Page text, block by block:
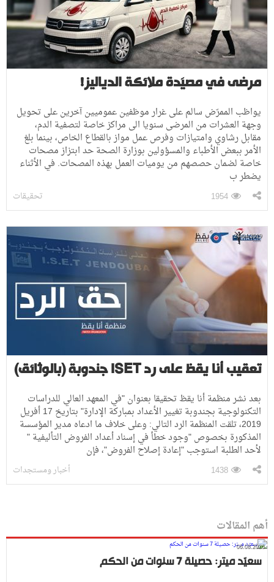
مرضى في مصيَدة ملائكة الدياليز!
يواظب الممرّض سالم على غرار موظفين عموميين آخرين على تحويل
وجهة العشرات من المرضى سنويا الى مراكز خاصة لتصفية الدم،
مقابل رشاوي وامتيازات وفرص عمل مواز بالقطاع الخاص، بينما بلغ
الأمر ببعض الأطباء والمسؤولين بوزارة الصحة حد ابتزاز مصحات
خاصة لضمان حصصهم من يوميات العمل بهذه المصحات. في الأثناء
يضطر ب
تحقيقات 1954
24-04-2019
تعقيب أنا يقظ على رد ISET جندوبة (بالوثائق)
بعد نشر منظمة أنا يقظ تحقيقا بعنوان "في المعهد العالي للدراسات
التكنولوجية بجندوبة تغيير الأعداد بمباركة الإدارة" بتاريخ 17 أفريل
2019، تلقت المنظمة الرد التالي: وعلى خلاف ما ادعاه مدير المؤسسة
المذكورة بخصوص "وجود خطأ في إسناد أعداد الفروض التأليفية "
لأحد الطلبة استوجب "إعادة إصلاح الفروض"، فإن
أخبار ومستجدات 1438
أهم المقالات
06.08.2026
سعيّد ميتر: حصيلة 7 سنوات من الحكم